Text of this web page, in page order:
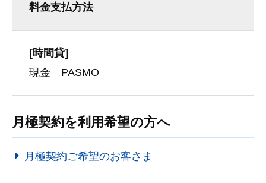
料金支払方法
[時間貸]
現金 PASMO
月極契約を利用希望の方へ
月極契約ご希望のお客さま